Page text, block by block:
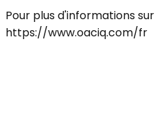
Pour plus d'informations sur
https://www.oaciq.com/fr